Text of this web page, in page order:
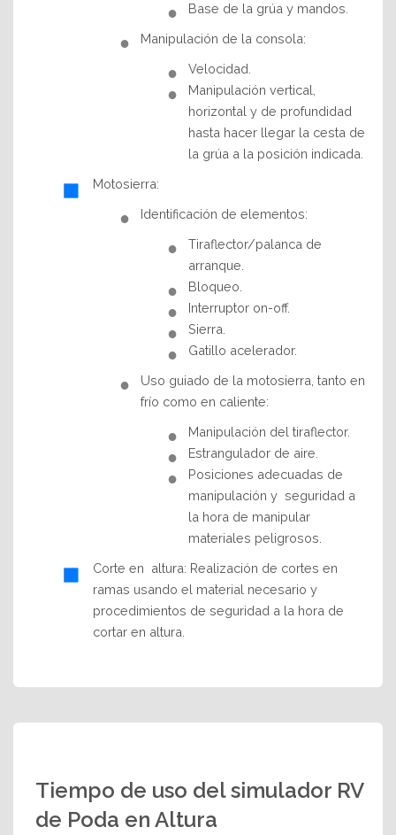
Base de la grúa y mandos.
Manipulación de la consola:
Velocidad.
Manipulación vertical,
horizontal y de profundidad
hasta hacer llegar la cesta de
la grúa a la posición indicada.
Motosierra:
Identificación de elementos:
Tiraflector/palanca de
arranque.
Bloqueo.
Interruptor on-off.
Sierra.
Gatillo acelerador.
Uso guiado de la motosierra, tanto en
frío como en caliente:
Manipulación del tiraflector.
Estrangulador de aire.
Posiciones adecuadas de
manipulación y seguridad a
la hora de manipular
materiales peligrosos.
Corte en altura: Realización de cortes en
ramas usando el material necesario y
procedimientos de seguridad a la hora de
cortar en altura.
Tiempo de uso del simulador RV
de Poda en Altura